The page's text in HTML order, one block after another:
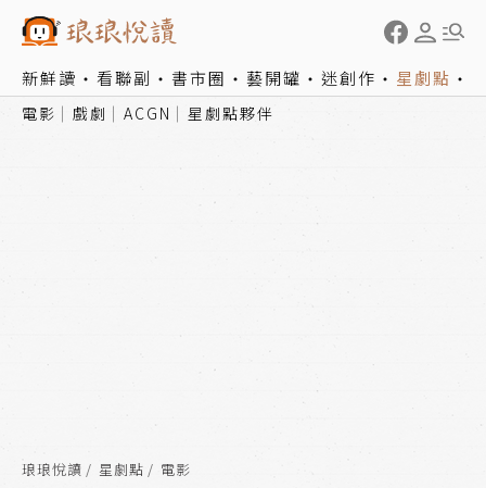
新鮮讀 看聯副 書市圈 藝開罐 迷創作 星劇點
電影 戲劇 ACGN 星劇點夥伴
琅琅悅讀 星劇點 電影